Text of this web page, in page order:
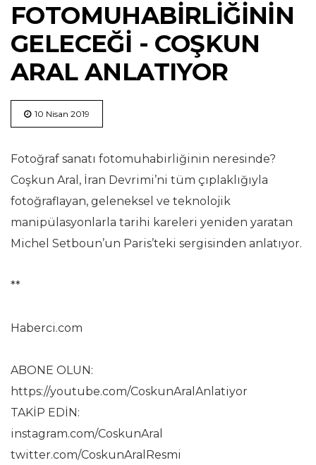
FOTOMUHABIRLIĞININ
GELECEĞI - COŞKUN
ARAL ANLATIYOR
10 Nisan 2019
Fotoğraf sanatı fotomuhabirliğinin neresinde?
Coşkun Aral, İran Devrimi’ni tüm çıplaklığıyla
fotoğraflayan, geleneksel ve teknolojik
manipülasyonlarla tarihi kareleri yeniden yaratan
Michel Setboun’un Paris’teki sergisinden anlatıyor.
**
Haberci.com
ABONE OLUN:
https://youtube.com/CoskunAralAnlatiyor
TAKİP EDİN:
instagram.com/CoskunAral
twitter.com/CoskunAralResmi